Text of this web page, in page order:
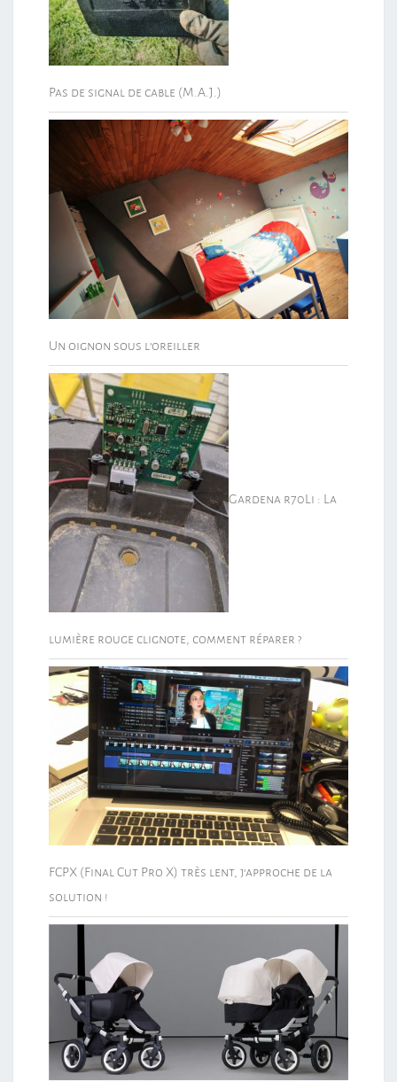
Pas de signal de cable (M.A.J.)
Un oignon sous l’oreiller
Gardena r70Li : La
lumière rouge clignote, comment réparer ?
FCPX (Final Cut Pro X) très lent, j’approche de la
solution !